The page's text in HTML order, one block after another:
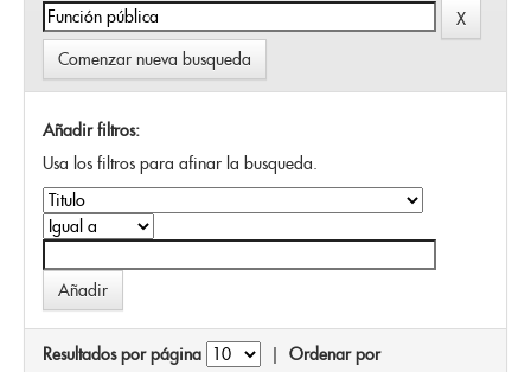
Comenzar nueva busqueda
Añadir filtros:
Usa los filtros para afinar la busqueda.
Resultados por página | Ordenar por